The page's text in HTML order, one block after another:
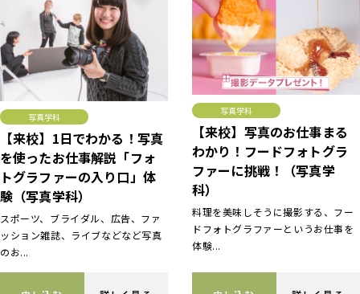
写真学科
【来校】1日でわかる！写真
を使ったお仕事解説「フォ
トグラファーの入り口」体
験（写真学科）
スポーツ、ブライダル、広告、ファ
ッション雑誌、ライブなどなど写真
のお...
写真学科
【来校】写真のお仕事まる
わかり！フードフォトグラ
ファーに挑戦！（写真学
科）
料理を美味しそうに撮影する、フー
ドフォトグラファーというお仕事を
体験...